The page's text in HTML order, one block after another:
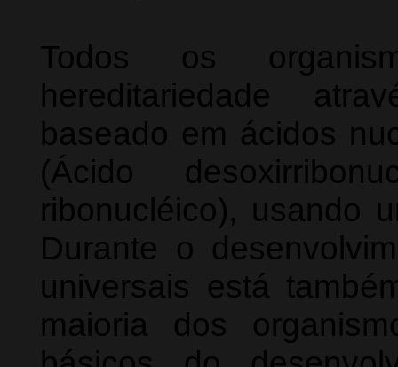
Todos os
hereditariedade
baseado em ácidos
(Ácido
ribonucléico), usando
Durante o
universais está
maioria dos